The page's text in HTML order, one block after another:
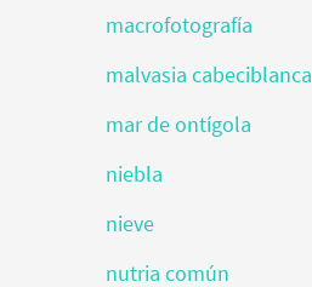
macrofotografía
malvasia cabeciblanca
mar de ontígola
niebla
nieve
nutria común